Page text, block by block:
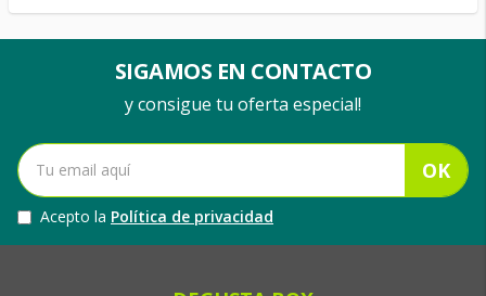
SIGAMOS EN CONTACTO
y consigue tu oferta especial!
OK
Acepto la Política de privacidad